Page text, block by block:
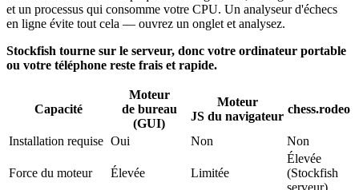
et un processus qui consomme votre CPU. Un analyseur d'échecs
en ligne évite tout cela — ouvrez un onglet et analysez.
Stockfish tourne sur le serveur, donc votre ordinateur portable
ou votre téléphone reste frais et rapide.
Capacité
Moteur
de bureau
(GUI)
Moteur
JS du navigateur
chess.rodeo
Installation requise Oui Non Non
Force du moteur Élevée Limitée
Élevée
(Stockfish
serveur)